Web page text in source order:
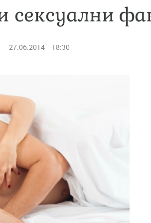
сексуални
27.06.2014 18:30